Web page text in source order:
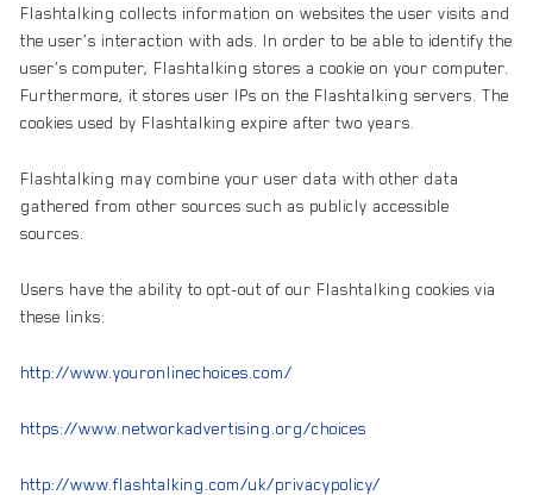
Flashtalking collects information on websites the user visits and
the user’s interaction with ads. In order to be able to identify the
user’s computer, Flashtalking stores a cookie on your computer.
Furthermore, it stores user IPs on the Flashtalking servers. The
cookies used by Flashtalking expire after two years.
Flashtalking may combine your user data with other data
gathered from other sources such as publicly accessible
sources.
Users have the ability to opt-out of our Flashtalking cookies via
these links:
http://www.youronlinechoices.com/
https://www.networkadvertising.org/choices
http://www.flashtalking.com/uk/privacypolicy/